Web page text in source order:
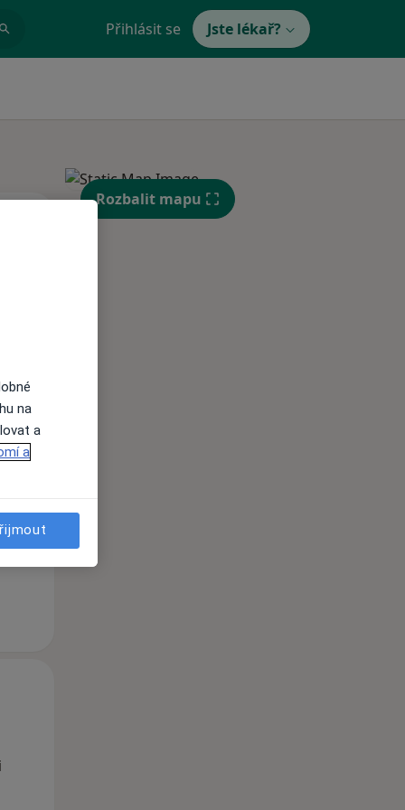
Přihlásit se Jste lékař?
Út St
Rozbalit mapu
na
a
a